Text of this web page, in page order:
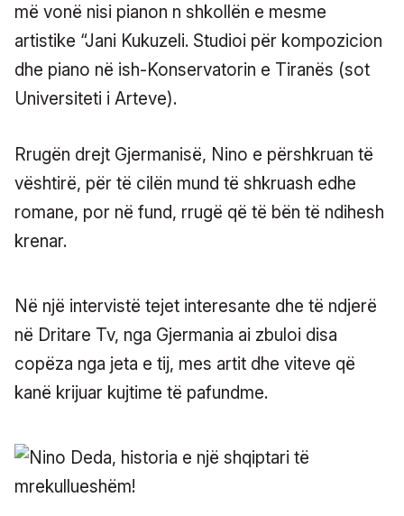
më vonë nisi pianon n shkollën e mesme
artistike “Jani Kukuzeli. Studioi për kompozicion
dhe piano në ish-Konservatorin e Tiranës (sot
Universiteti i Arteve).
Rrugën drejt Gjermanisë, Nino e përshkruan të
vështirë, për të cilën mund të shkruash edhe
romane, por në fund, rrugë që të bën të ndihesh
krenar.
Në një intervistë tejet interesante dhe të ndjerë
në Dritare Tv, nga Gjermania ai zbuloi disa
copëza nga jeta e tij, mes artit dhe viteve që
kanë krijuar kujtime të pafundme.